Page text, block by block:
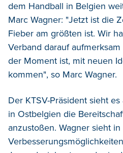
dem Handball in Belgien
Marc Wagner: "Jetzt ist die
Fieber am größten ist. Wir
Verband darauf
der Moment ist, mit neuen
kommen", so Marc Wagner.
Der KTSV-Präsident sieht
in Ostbelgien die
anzustoßen. Wagner sieht